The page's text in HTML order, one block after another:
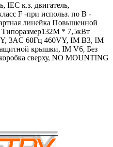
к.з. двигатель,
F -при использ. по B -
линейка Повышенной
* 7,5кВт
3AC 60Гц 460VY, IM B3, IM
крышки, IM V6, Без
сверху, NO MOUNTING